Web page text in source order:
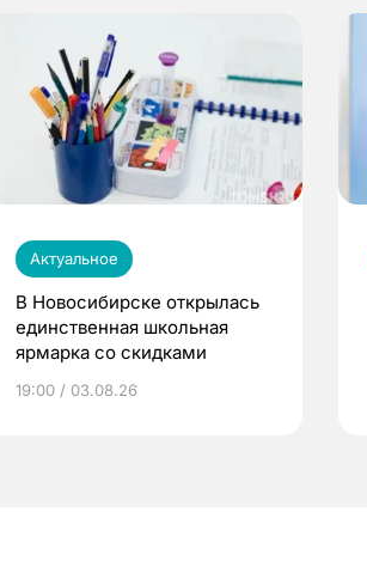
Актуальное
В Новосибирске открылась
единственная школьная
ярмарка со скидками
19:00 / 03.08.26